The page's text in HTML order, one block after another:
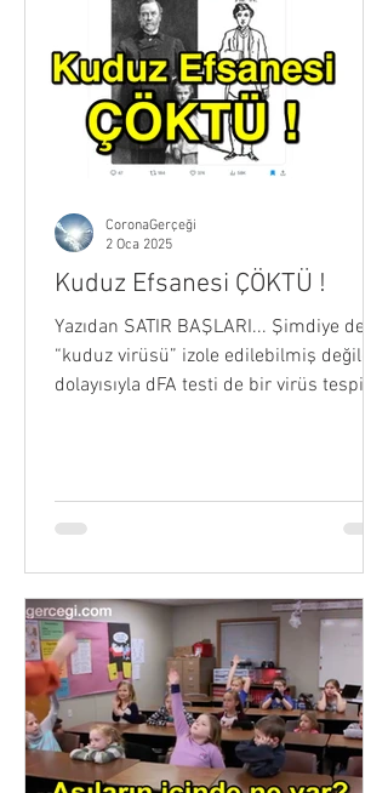
Kuduz Efsanesi ÇÖKTÜ !
Yazıdan SATIR BAŞLARI... Şimdiye dek
“kuduz virüsü” izole edilebilmiş değildir,
dolayısıyla dFA testi de bir virüs tespit
üzerinde inceleme yapmak bile aslında
test sonuçlarını geçersiz kılmaya
insanlardan ya da hayvanlardan da
sürüntü alınıp sitopatik etki
gerçekleşiyor mu gerçekleşmiyor mu
diye g
CoronaGerçeği
2 Oca 2025